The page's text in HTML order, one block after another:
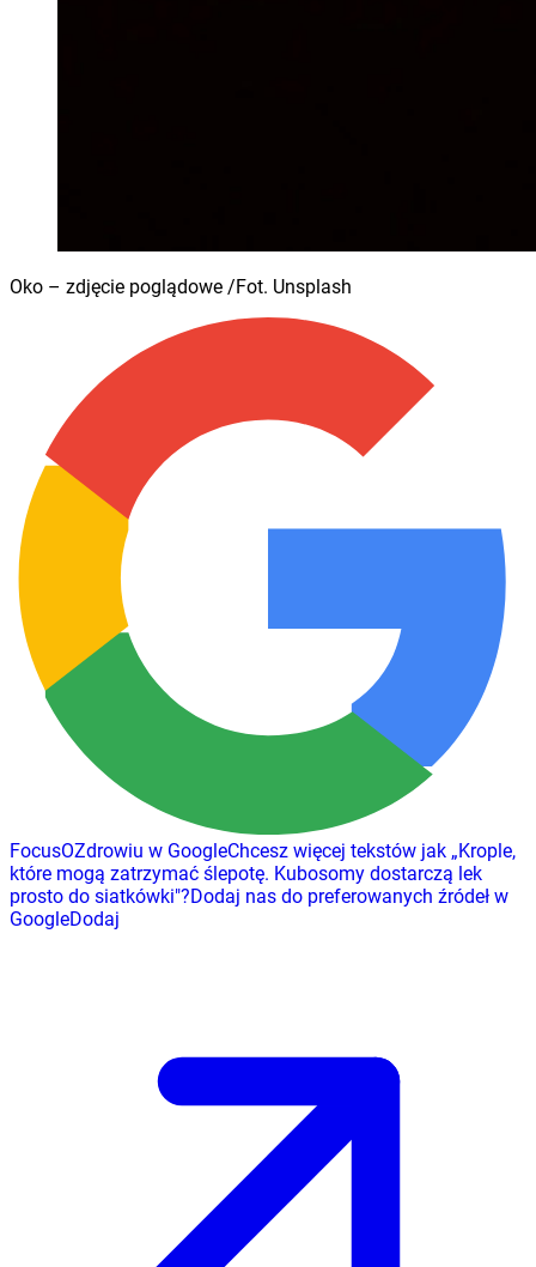
Oko – zdjęcie poglądowe /Fot. Unsplash
FocusOZdrowiu w GoogleChcesz więcej tekstów jak „Krople,
które mogą zatrzymać ślepotę. Kubosomy dostarczą lek
prosto do siatkówki"?Dodaj nas do preferowanych źródeł w
GoogleDodaj